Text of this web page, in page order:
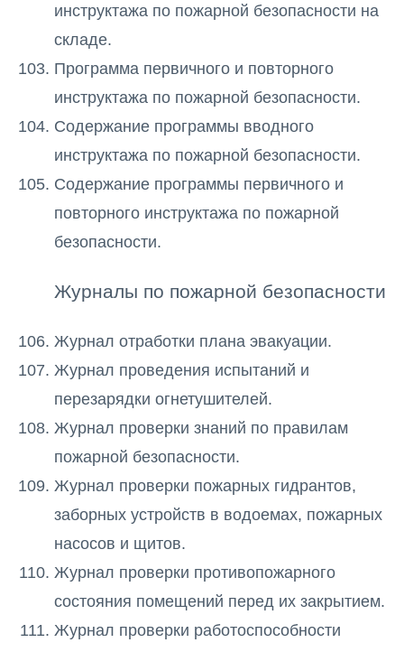
инструктажа по пожарной безопасности на
складе.
Программа первичного и повторного
инструктажа по пожарной безопасности.
Содержание программы вводного
инструктажа по пожарной безопасности.
Содержание программы первичного и
повторного инструктажа по пожарной
безопасности.
Журналы по пожарной безопасности
Журнал отработки плана эвакуации.
Журнал проведения испытаний и
перезарядки огнетушителей.
Журнал проверки знаний по правилам
пожарной безопасности.
Журнал проверки пожарных гидрантов,
заборных устройств в водоемах, пожарных
насосов и щитов.
Журнал проверки противопожарного
состояния помещений перед их закрытием.
Журнал проверки работоспособности